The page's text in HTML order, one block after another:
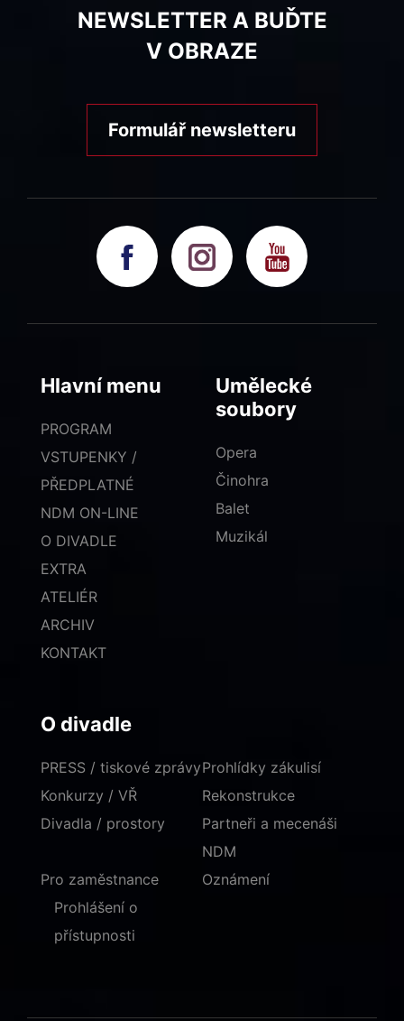
NEWSLETTER A BUĎTE
V OBRAZE
Formulář newsletteru
Hlavní menu
PROGRAM
VSTUPENKY /
PŘEDPLATNÉ
NDM ON-LINE
O DIVADLE
EXTRA
ATELIÉR
ARCHIV
KONTAKT
Umělecké
soubory
Opera
Činohra
Balet
Muzikál
O divadle
PRESS / tiskové zprávy
Konkurzy / VŘ
Divadla / prostory
Prohlídky zákulisí
Rekonstrukce
Partneři a mecenáši
NDM
Pro zaměstnance
Oznámení
Prohlášení o
přístupnosti